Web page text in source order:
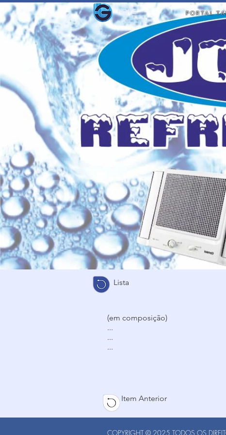
HOME PORTAL
Lista
(em composição)
...
...
...
Item Anterior
COPYRIGHT © 2025 TODOS OS